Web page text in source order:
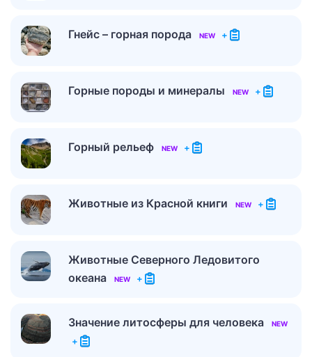
Гнейс – горная порода NEW +
Горные породы и минералы NEW +
Горный рельеф NEW +
Животные из Красной книги NEW +
Животные Северного Ледовитого
океана
NEW +
Значение литосферы для человека NEW
+